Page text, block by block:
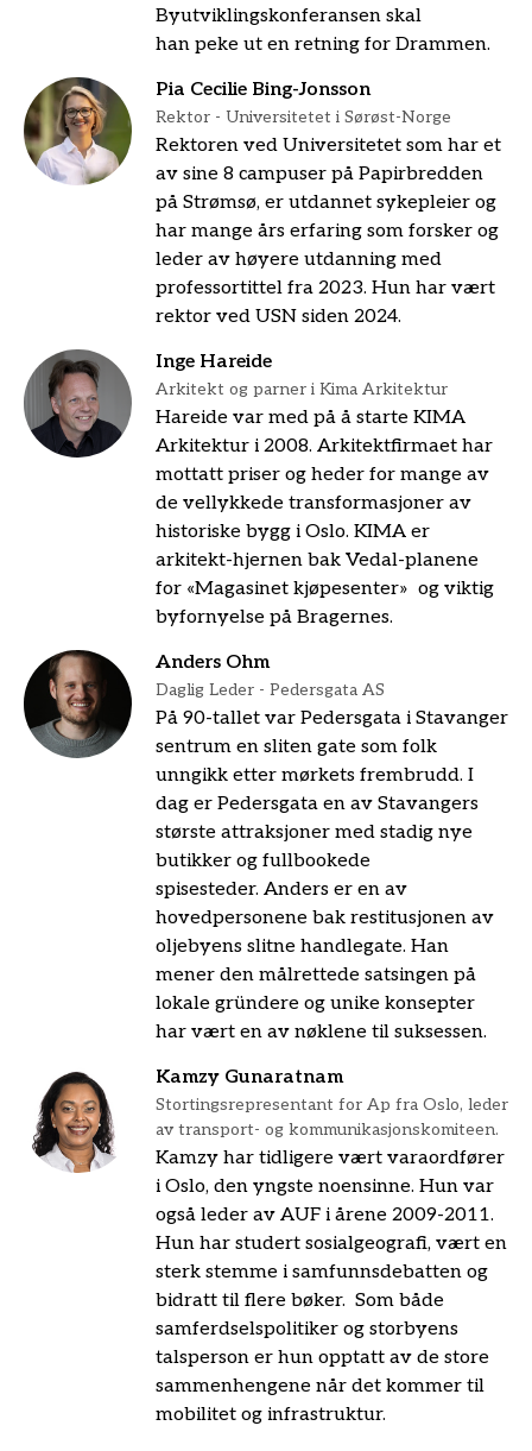
Byutviklingskonferansen skal
han peke ut en retning for Drammen.
Pia Cecilie Bing-Jonsson
Rektor - Universitetet i Sørøst-Norge
Rektoren ved Universitetet som har et
av sine 8 campuser på Papirbredden
på Strømsø, er utdannet sykepleier og
har mange års erfaring som forsker og
leder av høyere utdanning med
professortittel fra 2023. Hun har vært
rektor ved USN siden 2024.
Inge Hareide
Arkitekt og parner i Kima Arkitektur
Hareide var med på å starte KIMA
Arkitektur i 2008. Arkitektfirmaet har
mottatt priser og heder for mange av
de vellykkede transformasjoner av
historiske bygg i Oslo. KIMA er
arkitekt-hjernen bak Vedal-planene
for «Magasinet kjøpesenter» og viktig
byfornyelse på Bragernes.
Anders Ohm
Daglig Leder - Pedersgata AS
På 90-tallet var Pedersgata i Stavanger
sentrum en sliten gate som folk
unngikk etter mørkets frembrudd. I
dag er Pedersgata en av Stavangers
største attraksjoner med stadig nye
butikker og fullbookede
spisesteder. Anders er en av
hovedpersonene bak restitusjonen av
oljebyens slitne handlegate. Han
mener den målrettede satsingen på
lokale gründere og unike konsepter
har vært en av nøklene til suksessen.
Kamzy Gunaratnam
Stortingsrepresentant for Ap fra Oslo, leder
av transport- og kommunikasjonskomiteen.
Kamzy har tidligere vært varaordfører
i Oslo, den yngste noensinne. Hun var
også leder av AUF i årene 2009-2011.
Hun har studert sosialgeografi, vært en
sterk stemme i samfunnsdebatten og
bidratt til flere bøker. Som både
samferdselspolitiker og storbyens
talsperson er hun opptatt av de store
sammenhengene når det kommer til
mobilitet og infrastruktur.